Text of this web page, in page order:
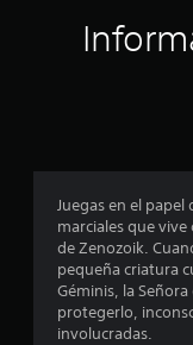
Juegas en el
marciales que
de Zenozoik.
pequeña criatura
Géminis, la
protegerlo,
involucradas.